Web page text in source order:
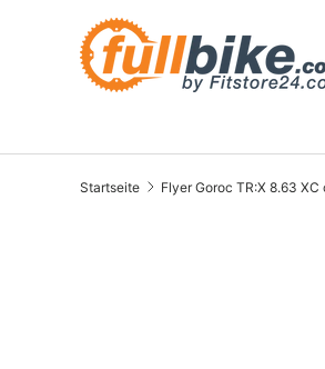
Direkt zum Inhalt
Startseite